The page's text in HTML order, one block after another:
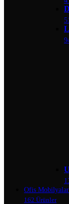
Ofis
162 Ürünler